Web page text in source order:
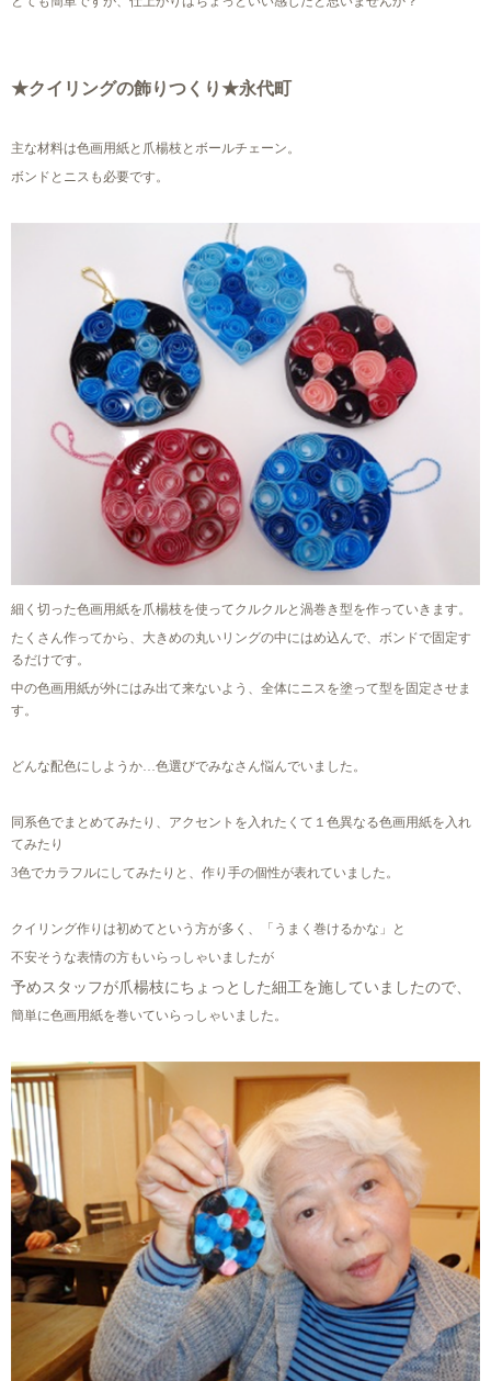
とても簡単ですが、仕上がりはちょっといい感じだと思いませんか？
★クイリングの飾りつくり★永代町
主な材料は色画用紙と爪楊枝とボールチェーン。
ボンドとニスも 必要です。
細く切った色画用紙を爪楊枝を使ってクルクルと渦巻き型を作っていきます。
たくさん作ってから、大きめの丸いリングの中にはめ込んで、ボンドで固定す
るだけです。
中の色画用紙が外にはみ出て来ないよう、全体にニスを塗って型を固定させま
す。
どんな配色にしようか…色選びでみなさん悩んでいました。
同系色でまとめてみたり、アクセントを入れたくて１色異なる色画用紙を入れ
てみたり
3色でカラフルにしてみたりと、作り手の個性が表れていました。
クイリング作りは初めてという方が多く、「うまく巻けるかな」と
不安そうな表情の方もいらっしゃいましたが
予めスタッフが爪楊枝にちょっとした細工を施していましたので、
簡単に色画用紙を巻いていらっしゃいました。